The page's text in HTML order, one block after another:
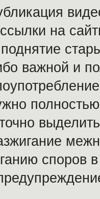
на
важной и
споров